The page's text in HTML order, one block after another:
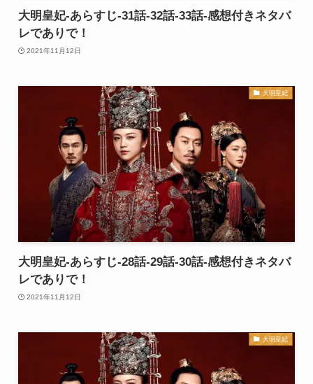
大明皇妃-あらすじ-31話-32話-33話-感想付きネタバ
レでありで！
2021年11月12日
大明皇妃
大明皇妃-あらすじ-28話-29話-30話-感想付きネタバ
レでありで！
2021年11月12日
大明皇妃